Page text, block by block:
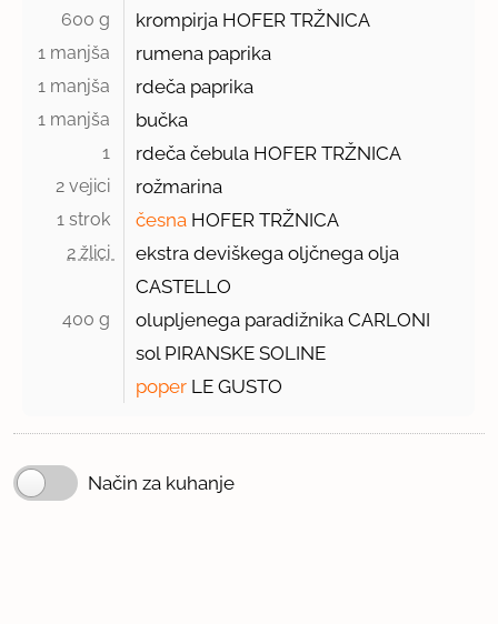
600 g krompirja HOFER TRŽNICA
1 manjša rumena paprika
1 manjša rdeča paprika
1 manjša bučka
1 rdeča čebula HOFER TRŽNICA
2 vejici rožmarina
1 strok česna HOFER TRŽNICA
2 žlici
ekstra deviškega oljčnega olja
CASTELLO
400 g
olupljenega paradižnika CARLONI
sol PIRANSKE SOLINE
poper LE GUSTO
Način za kuhanje